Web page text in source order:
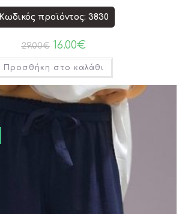
Κωδικός προϊόντος: 3830
29.00€ 16.00€
Προσθήκη στο καλάθι